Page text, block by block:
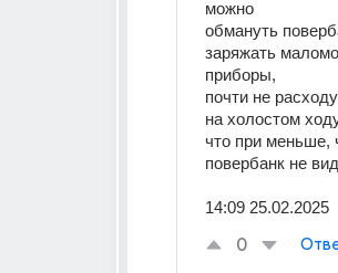
можно
обмануть
заряжать
приборы,
почти не
на холостом
что при меньше,
повербанк не
14:09 25.02.2025
0